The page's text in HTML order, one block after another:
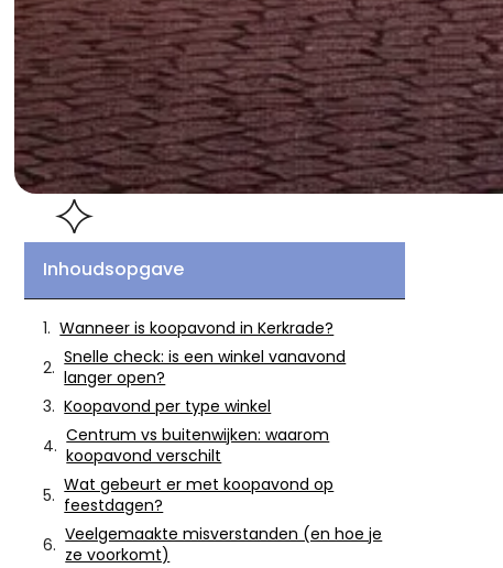
Inhoudsopgave
Wanneer is koopavond in Kerkrade?
Snelle check: is een winkel vanavond
langer open?
Koopavond per type winkel
Centrum vs buitenwijken: waarom
koopavond verschilt
Wat gebeurt er met koopavond op
feestdagen?
Veelgemaakte misverstanden (en hoe je
ze voorkomt)